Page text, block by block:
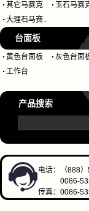
其它马赛克 玉石马赛
大理石马赛..
台面板
黄色台面板 灰色台面
工作台
产品搜索
电话：（888
0086-
传真：0086-